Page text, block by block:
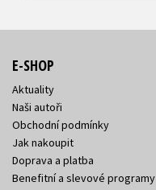
E-SHOP
Aktuality
Naši autoři
Obchodní podmínky
Jak nakoupit
Doprava a platba
Benefitní a slevové programy